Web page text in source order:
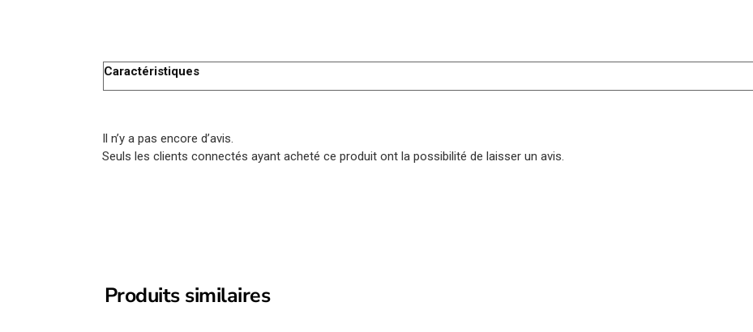
Caractéristiques
Il n’y a pas encore d’avis.
Seuls les clients connectés ayant acheté ce produit ont la possibilité de laisser un avis.
Produits similaires